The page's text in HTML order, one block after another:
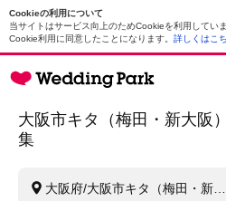
Cookieの利用について
当サイトはサービス向上のためCookieを利用してい
Cookie利用に同意したことになります。 詳しくはこ
大阪市キタ（梅田・新大阪
集
大阪府/大阪市キタ（梅田・新